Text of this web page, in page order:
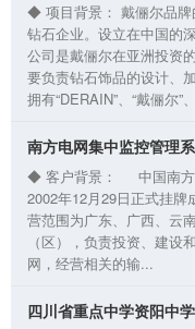
◆ 项目背景： 戴俪尔品牌
钻石企业。设立在中国的
公司是戴俪尔在亚洲投资
要负责钻石饰品的设计、
拥有“DERAIN”、“戴俪尔”
南方电网集中监控管理
◆ 客户背景： 中国南方
2002年12月29日正式挂
营范围为广东、广西、云
（区），负责投资、建设
网，经营相关的输...
四川省重点中学资阳中学